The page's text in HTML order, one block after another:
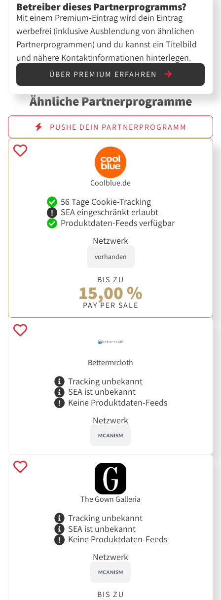
Betreiber dieses Partnerprogramms?
Mit einem Premium-Eintrag wird dein Eintrag
werbefrei (inklusive Ausblendung von ähnlichen
Partnerprogrammen) und du kannst ein Titelbild
und nähere Kontaktinformationen hinterlegen.
ÜBER PREMIUM ERFAHREN
Ähnliche Partnerprogramme
PUSHE DEIN PARTNERPROGRAMM
Coolblue.de
56 Tage Cookie-Tracking
SEA eingeschränkt erlaubt
Produktdaten-Feeds verfügbar
Netzwerk
vorhanden
BIS ZU
15,00 %
PAY PER SALE
Bettermrcloth
Tracking unbekannt
SEA ist unbekannt
Keine Produktdaten-Feeds
Netzwerk
The Gown Galleria
Tracking unbekannt
SEA ist unbekannt
Keine Produktdaten-Feeds
Netzwerk
BIS ZU